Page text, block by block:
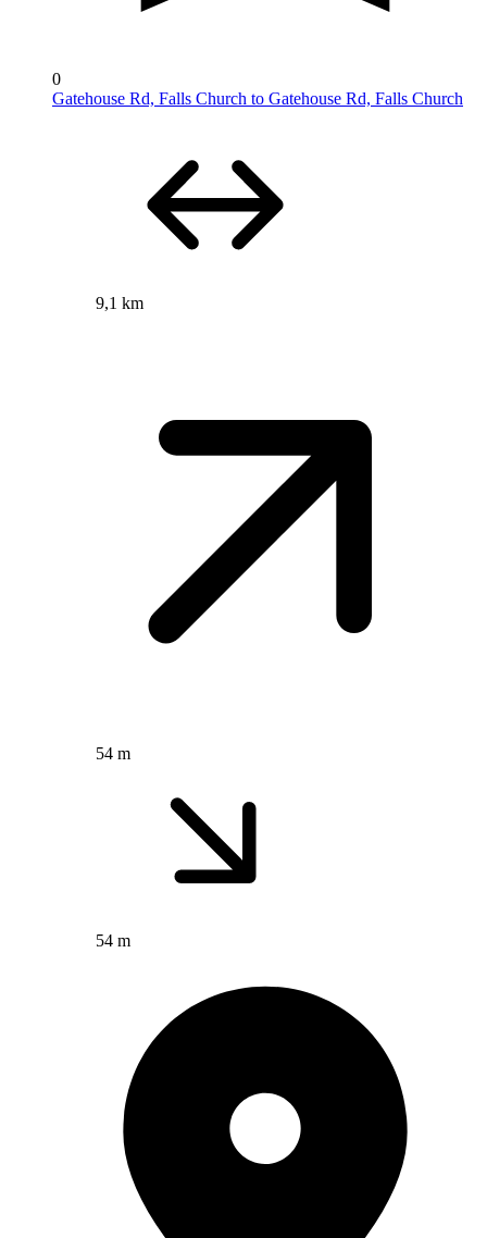
0
Gatehouse Rd, Falls Church to Gatehouse Rd, Falls Church
9,1 km
54 m
54 m